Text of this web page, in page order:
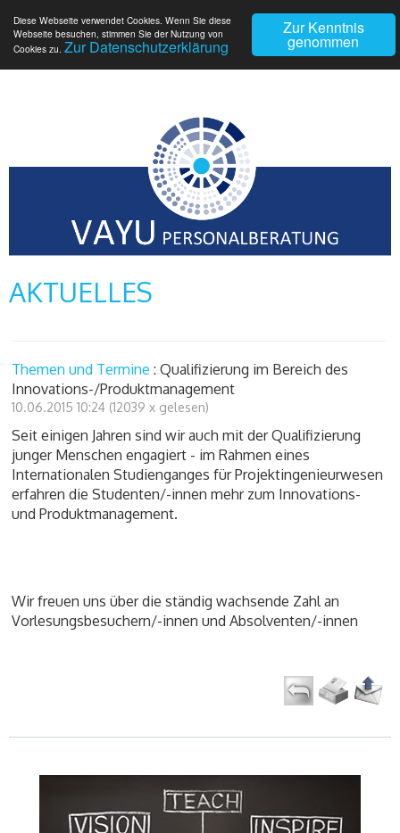
Zur Kenntnis
genommen
Diese Webseite verwendet Cookies. Wenn Sie diese
Webseite besuchen, stimmen Sie der Nutzung von
Cookies zu. Zur Datenschutzerklärung
AKTUELLES
Themen und Termine : Qualifizierung im Bereich des
Innovations-/Produktmanagement
10.06.2015 10:24 (12039 x gelesen)
Seit einigen Jahren sind wir auch mit der Qualifizierung
junger Menschen engagiert - im Rahmen eines
Internationalen Studienganges für Projektingenieurwesen
erfahren die Studenten/-innen mehr zum Innovations-
und Produktmanagement.
Wir freuen uns über die ständig wachsende Zahl an
Vorlesungsbesuchern/-innen und Absolventen/-innen